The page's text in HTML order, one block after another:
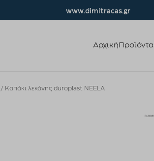
www.dimitracas.gr
Αρχική Προϊόντα
Καπάκι λεκάνης duroplast NEELA